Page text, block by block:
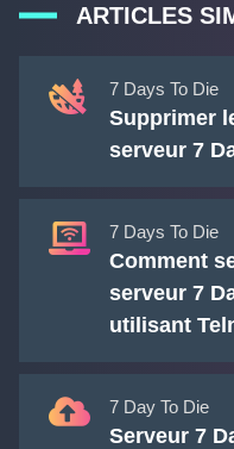
ARTICLES
7 Days To Die
Supprimer
serveur 7
7 Days To Die
Comment
serveur 7
utilisant
7 Day To Die
Serveur 7